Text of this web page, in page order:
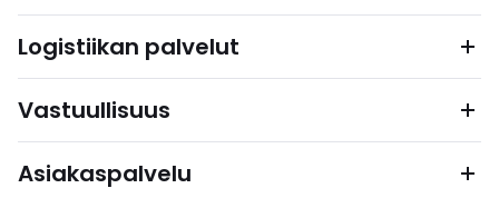
Logistiikan palvelut
Vastuullisuus
Asiakaspalvelu